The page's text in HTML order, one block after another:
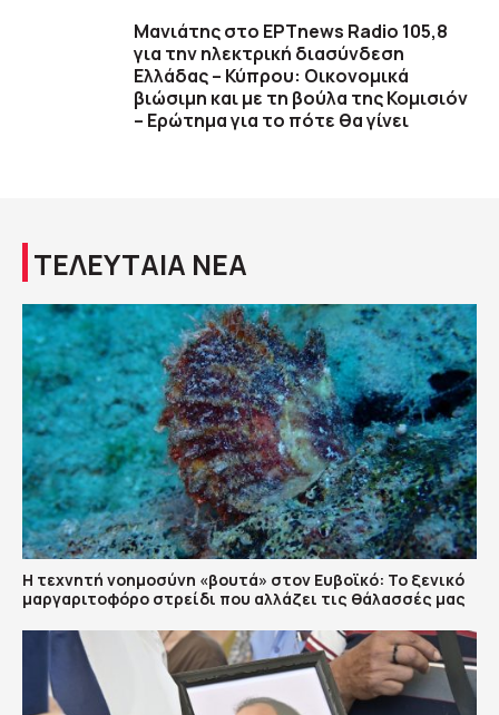
Μανιάτης στο ΕΡΤnews Radio 105,8
για την ηλεκτρική διασύνδεση
Ελλάδας – Κύπρου: Οικονομικά
βιώσιμη και με τη βούλα της Κομισιόν
– Ερώτημα για το πότε θα γίνει
ΤΕΛΕΥΤΑΙΑ ΝΕΑ
Η τεχνητή νοημοσύνη «βουτά» στον Ευβοϊκό: Το ξενικό
μαργαριτοφόρο στρείδι που αλλάζει τις θάλασσές μας